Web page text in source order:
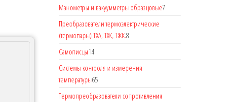
Манометры и вакуумметры образцовые7
Преобразователи термоэлектрические
(термопары) ТХА, ТХК, ТЖК.8
Самописцы14
Системы контроля и измерения
температуры65
Термопреобразователи сопротивления